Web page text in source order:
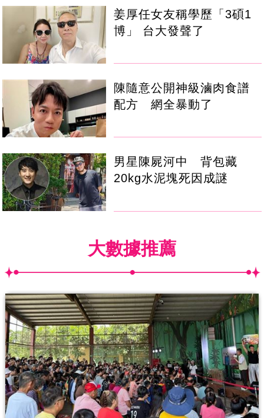
姜厚任女友稱學歷「3碩1
博」 台大發聲了
陳隨意公開神級滷肉食譜
配方 網全暴動了
男星陳屍河中 背包藏
20kg水泥塊死因成謎
大數據推薦